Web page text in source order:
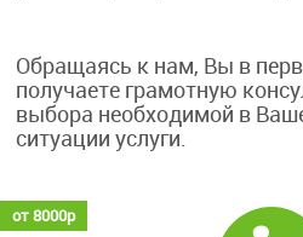
Обращаясь к нам, Вы в
получаете грамотную
выбора необходимой в
ситуации услуги.
от 8000р